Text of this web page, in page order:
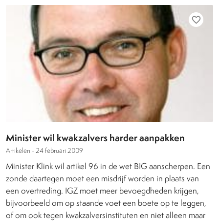
favorite_border
Minister wil kwakzalvers harder aanpakken
Artikelen - 24 februari 2009
Minister Klink wil artikel 96 in de wet BIG aanscherpen. Een
zonde daartegen moet een misdrijf worden in plaats van
een overtreding. IGZ moet meer bevoegdheden krijgen,
bijvoorbeeld om op staande voet een boete op te leggen,
of om ook tegen kwakzalversinstituten en niet alleen maar